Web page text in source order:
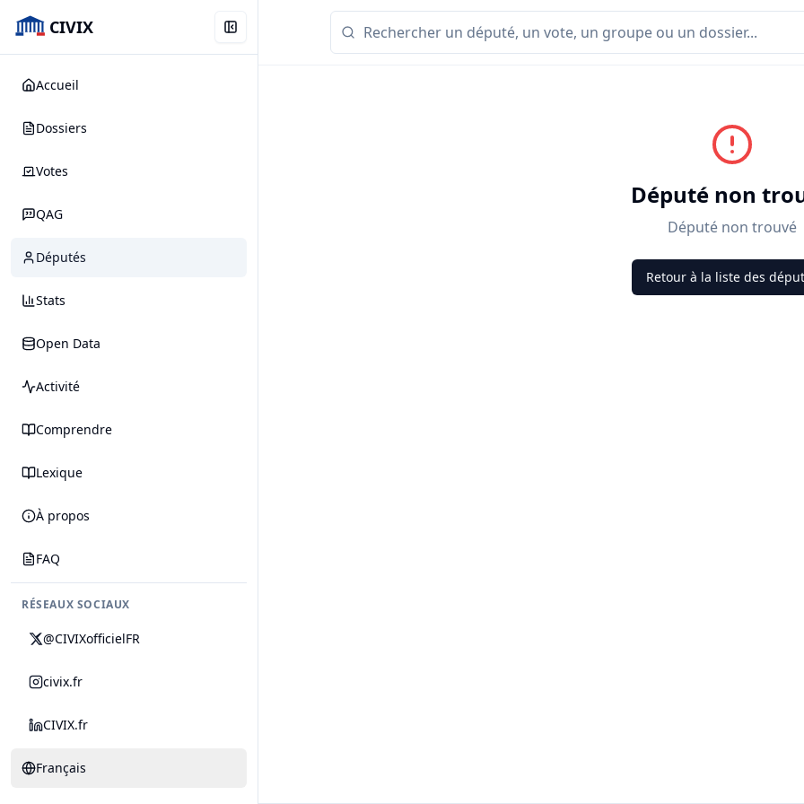
CIVIX
Accueil
Dossiers
Votes
QAG
Députés
Stats
Open Data
Activité
Comprendre
Lexique
À propos
FAQ
RÉSEAUX SOCIAUX
@CIVIXofficielFR
civix.fr
CIVIX.fr
Français
Député non
Député non trouvé
Retour à la liste des